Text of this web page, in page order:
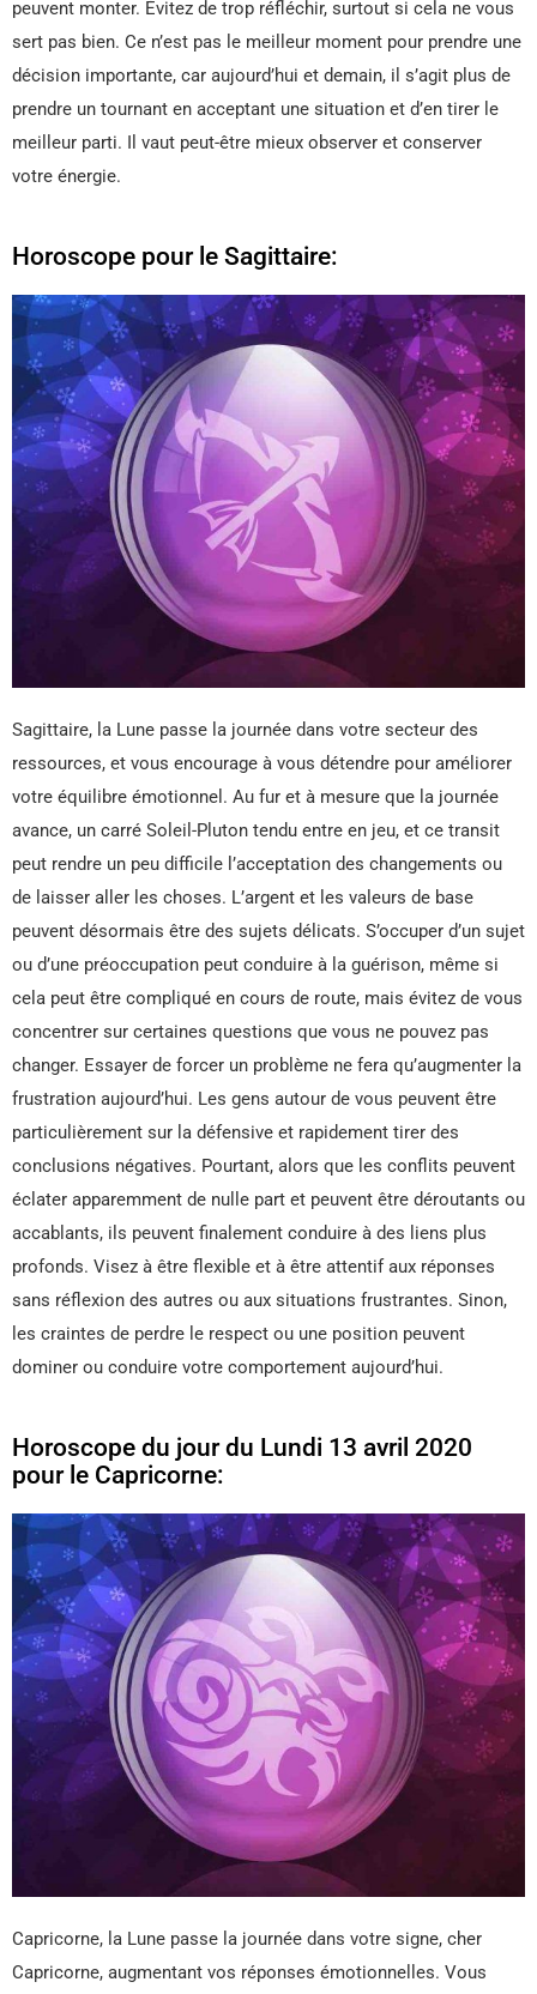
peuvent monter. Évitez de trop réfléchir, surtout si cela ne vous
sert pas bien. Ce n’est pas le meilleur moment pour prendre une
décision importante, car aujourd’hui et demain, il s’agit plus de
prendre un tournant en acceptant une situation et d’en tirer le
meilleur parti. Il vaut peut-être mieux observer et conserver
votre énergie.
Horoscope pour le Sagittaire:
Sagittaire, la Lune passe la journée dans votre secteur des
ressources, et vous encourage à vous détendre pour améliorer
votre équilibre émotionnel. Au fur et à mesure que la journée
avance, un carré Soleil-Pluton tendu entre en jeu, et ce transit
peut rendre un peu difficile l’acceptation des changements ou
de laisser aller les choses. L’argent et les valeurs de base
peuvent désormais être des sujets délicats. S’occuper d’un sujet
ou d’une préoccupation peut conduire à la guérison, même si
cela peut être compliqué en cours de route, mais évitez de vous
concentrer sur certaines questions que vous ne pouvez pas
changer. Essayer de forcer un problème ne fera qu’augmenter la
frustration aujourd’hui. Les gens autour de vous peuvent être
particulièrement sur la défensive et rapidement tirer des
conclusions négatives. Pourtant, alors que les conflits peuvent
éclater apparemment de nulle part et peuvent être déroutants ou
accablants, ils peuvent finalement conduire à des liens plus
profonds. Visez à être flexible et à être attentif aux réponses
sans réflexion des autres ou aux situations frustrantes. Sinon,
les craintes de perdre le respect ou une position peuvent
dominer ou conduire votre comportement aujourd’hui.
Horoscope du jour du Lundi 13 avril 2020
pour le Capricorne:
Capricorne, la Lune passe la journée dans votre signe, cher
Capricorne, augmentant vos réponses émotionnelles. Vous